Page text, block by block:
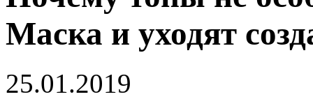
Маска и уходят
25.01.2019